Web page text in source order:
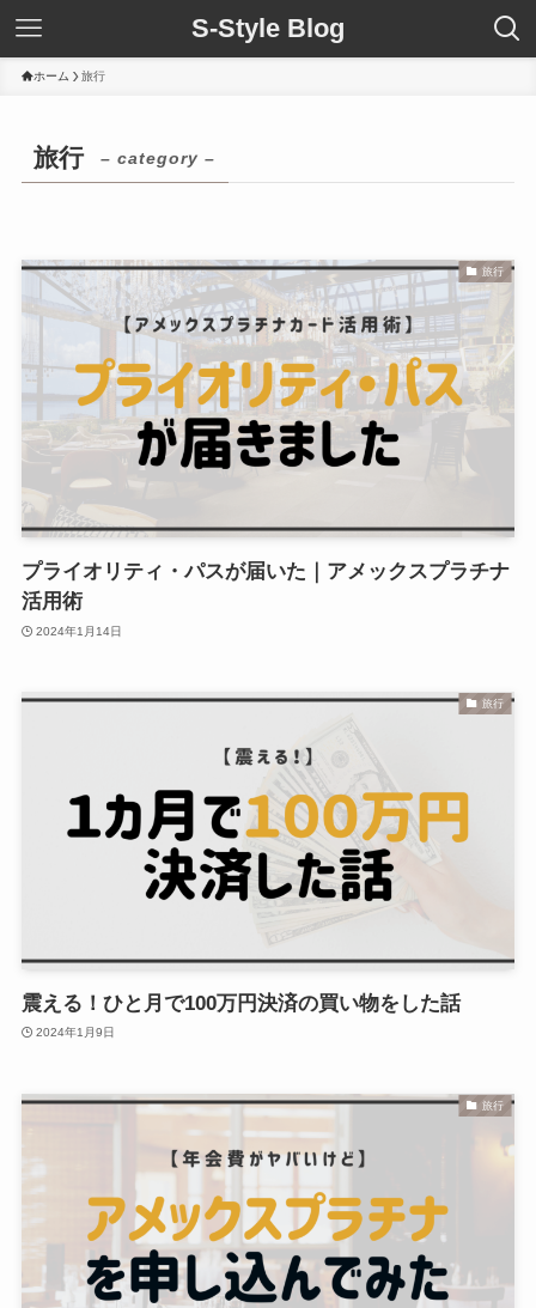
S-Style Blog
ホーム 旅行
旅行 – category –
旅行
プライオリティ・パスが届いた｜アメックスプラチナ
活用術
2024年1月14日
旅行
震える！ひと月で100万円決済の買い物をした話
2024年1月9日
旅行